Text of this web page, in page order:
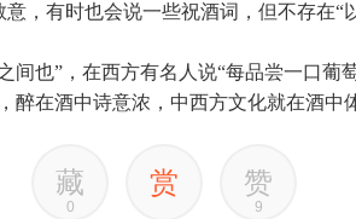
，有时也会说一些祝酒词，但不存在
间也”，在西方有名人说“每品尝一口葡
醉在酒中诗意浓，中西方文化就在酒中
藏
0
赏 赞
9